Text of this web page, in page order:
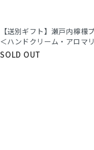
【送別ギフト】瀬戸内檸檬
＜ハンドクリーム・アロマ
SOLD OUT